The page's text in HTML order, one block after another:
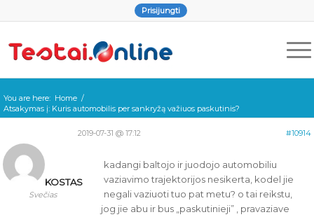
Prisijungti
You are here: Home /
Atsakymas į: Kuris automobilis per sankryžą važiuos paskutinis?
2019-07-31 @ 17:12 #10914
KOSTAS
Svečias
kadangi baltojo ir juodojo automobiliu
vaziavimo trajektorijos nesikerta, kodel jie
negali vaziuoti tuo pat metu? o tai reikstu,
jog jie abu ir bus „paskutinieji” , pravaziave